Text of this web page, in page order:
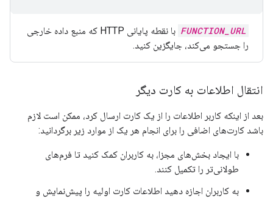
FUNCTION_URL
با نقطه پایانی HTTP که منبع داده خارجی
را جستجو می‌کند، جایگزین کنید.
انتقال اطلاعات به کارت دیگر
بعد از اینکه کاربر اطلاعات را از یک کارت ارسال کرد، ممکن است لازم
باشد کارت‌های اضافی را برای انجام هر یک از موارد زیر برگردانید:
با ایجاد بخش‌های مجزا، به کاربران کمک کنید تا فرم‌های
طولانی‌تر را تکمیل کنند.
به کاربران اجازه دهید اطلاعات کارت اولیه را پیش‌نمایش و